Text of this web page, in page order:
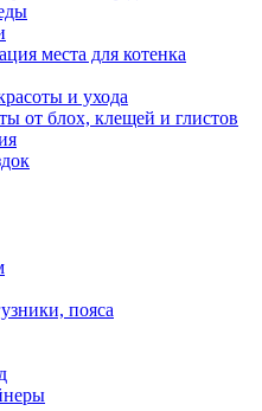
места для котенка
и ухода
от блох, клещей и глистов
пояса